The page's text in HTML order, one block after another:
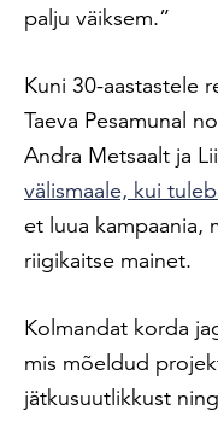
palju väiksem.”
Kuni 30-aastastele
Taeva Pesamunal
Andra Metsaalt ja
välismaale, kui
et luua kampaania,
riigikaitse mainet.
Kolmandat korda
mis mõeldud
jätkusuutlikkust